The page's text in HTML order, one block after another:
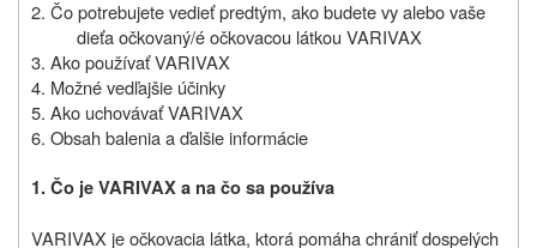
2. Čo potrebujete vedieť predtým, ako budete vy alebo vaše
dieťa očkovaný/é očkovacou látkou VARIVAX
3. Ako používať VARIVAX
4. Možné vedľajšie účinky
5. Ako uchovávať VARIVAX
6. Obsah balenia a ďalšie informácie
1. Čo je VARIVAX a na čo sa používa
VARIVAX je očkovacia látka, ktorá pomáha chrániť dospelých